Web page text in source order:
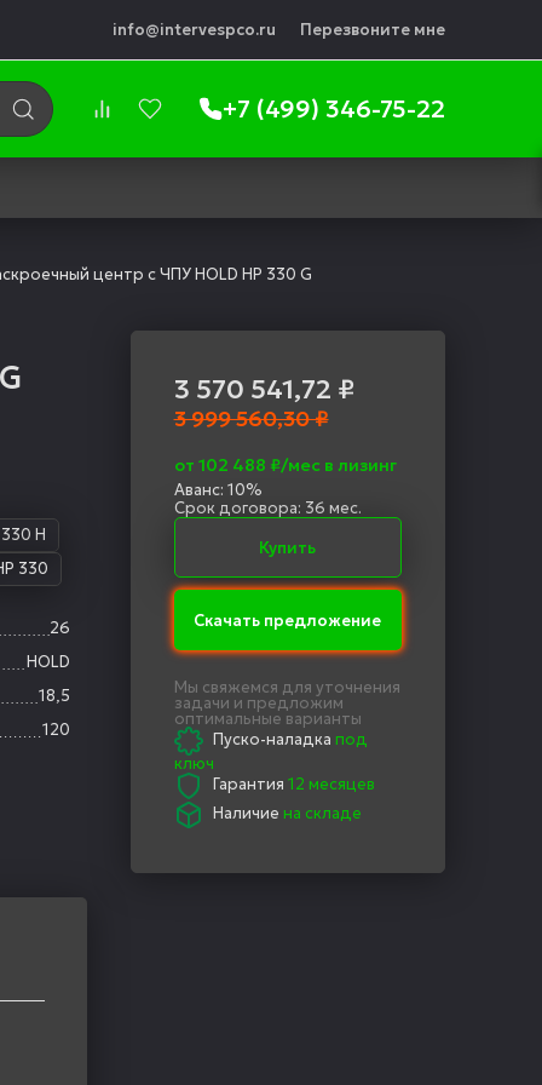
info@intervespco.ru Перезвоните мне
+7 (499) 346-75-22
центр с ЧПУ HOLD HP 330 G
H
330
26
HOLD
18,5
120
3 570 541,72 ₽
3 999 560,30 ₽
от 102 488 ₽/мес в лизинг
Аванс: 10%
Срок договора: 36 мес.
Купить
Мы свяжемся для уточнения
задачи и предложим
оптимальные варианты
Пуско-наладка под
ключ
Гарантия 12 месяцев
Наличие на складе